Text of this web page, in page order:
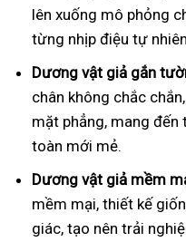
lên xuống mô phỏng
từng nhịp điệu tự
Dương vật giả gắn
chân không chắc
mặt phẳng, mang đến
toàn mới mẻ.
Dương vật giả mềm
mềm mại, thiết kế
giác, tạo nên trải